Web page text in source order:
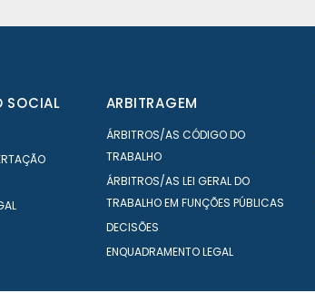
SOCIAL ARBITRAGEM
ÁRBITROS/AS CÓDIGO DO
TRABALHO
ÁRBITROS/AS LEI GERAL DO
TRABALHO EM FUNÇÕES PÚBLICAS
DECISÕES
ENQUADRAMENTO LEGAL